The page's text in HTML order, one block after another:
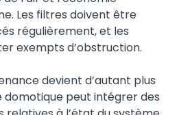
Les filtres doivent être
régulièrement, et les
exempts d’obstruction.
devient d’autant plus
domotique peut intégrer des